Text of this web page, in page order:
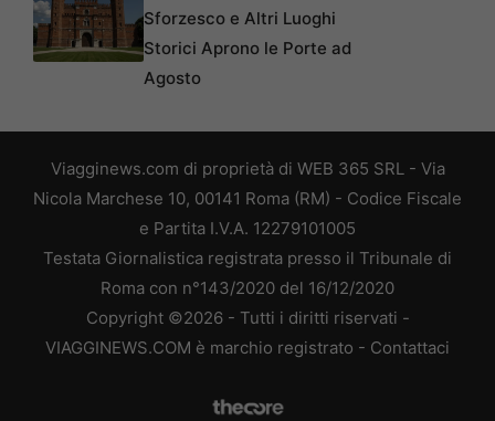
Sforzesco e Altri Luoghi
Storici Aprono le Porte ad
Agosto
Viagginews.com di proprietà di WEB 365 SRL - Via
Nicola Marchese 10, 00141 Roma (RM) - Codice Fiscale
e Partita I.V.A. 12279101005
Testata Giornalistica registrata presso il Tribunale di
Roma con n°143/2020 del 16/12/2020
Copyright ©2026 - Tutti i diritti riservati -
VIAGGINEWS.COM è marchio registrato - Contattaci